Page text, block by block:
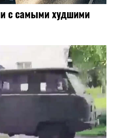
с самыми худшими